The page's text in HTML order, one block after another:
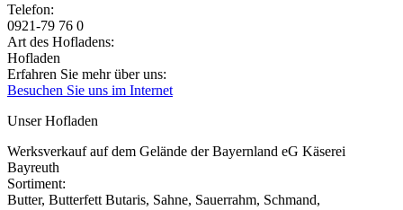
Jetzt geöffnet!
Jetzt geschlossen!
Telefon:
0921-79 76 0
Art des Hofladens:
Hofladen
Erfahren Sie mehr über uns:
Besuchen Sie uns im Internet
Unser Hofladen
Werksverkauf auf dem Gelände der Bayernland eG Käserei
Bayreuth
Sortiment:
Butter, Butterfett Butaris, Sahne, Sauerrahm, Schmand,